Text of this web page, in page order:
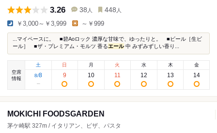
3.26 38 人 448 人
￥3,000～￥3,999 ～￥999
...マイペースに。 ■碧Aoロック 濃厚な甘味で、ゆったりと。 ■ビール［生ビ
ール］ ■ザ・プレミアム・モルツ 香るエール中 みずみずしい香り...
空席
情報
土
8/8
日
9
月
10
火
11
水
12
木
13
金
14
MOKICHI FOODSGARDEN
茅ケ崎駅 327m / イタリアン、ピザ、パスタ